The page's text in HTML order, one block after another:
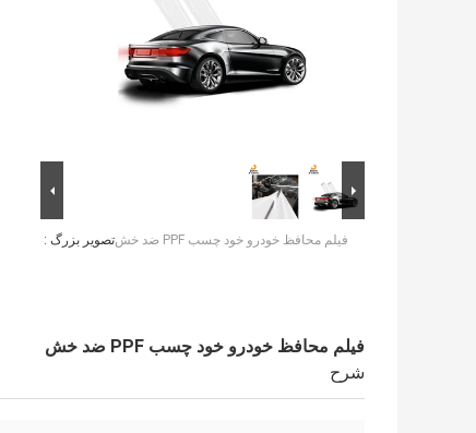
تصویر بزرگ : فیلم محافظ خودرو خود چسب PPF ضد خش
فیلم محافظ خودرو خود چسب PPF ضد خش
شرح